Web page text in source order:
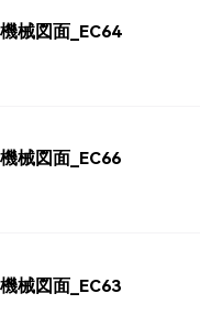
機械図面_EC64
機械図面_EC66
機械図面_EC63